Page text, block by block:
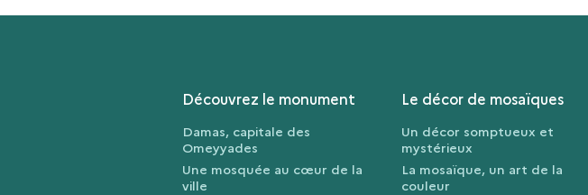
Découvrez le monument
Damas, capitale des
Omeyyades
Une mosquée au cœur de la
ville
Le décor de mosaïques
Un décor somptueux et
mystérieux
La mosaïque, un art de la
couleur